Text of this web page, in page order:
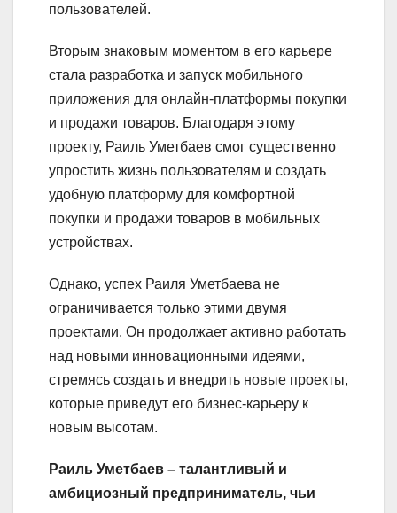
пользователей.
Вторым знаковым моментом в его карьере
стала разработка и запуск мобильного
приложения для онлайн-платформы покупки
и продажи товаров. Благодаря этому
проекту, Раиль Уметбаев смог существенно
упростить жизнь пользователям и создать
удобную платформу для комфортной
покупки и продажи товаров в мобильных
устройствах.
Однако, успех Раиля Уметбаева не
ограничивается только этими двумя
проектами. Он продолжает активно работать
над новыми инновационными идеями,
стремясь создать и внедрить новые проекты,
которые приведут его бизнес-карьеру к
новым высотам.
Раиль Уметбаев – талантливый и
амбициозный предприниматель, чьи